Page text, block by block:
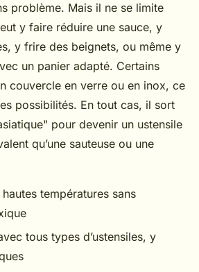
problème. Mais il ne se limite
y faire réduire une sauce, y
y frire des beignets, ou même y
un panier adapté. Certains
couvercle en verre ou en inox, ce
possibilités. En tout cas, il sort
pour devenir un ustensile
qu’une sauteuse ou une
températures sans
tous types d’ustensiles, y